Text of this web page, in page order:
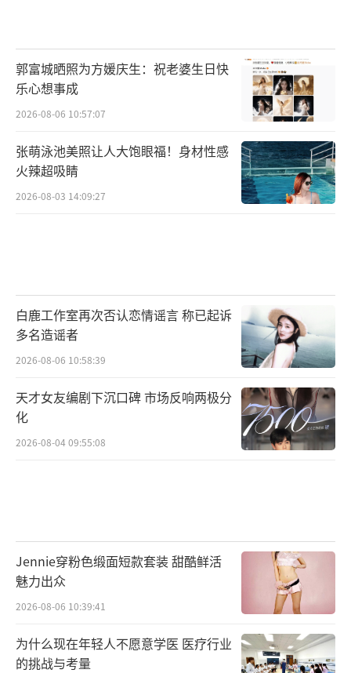
郭富城晒照为方媛庆生：祝老婆生日快
乐心想事成
2026-08-06 10:57:07
张萌泳池美照让人大饱眼福！身材性感
火辣超吸睛
2026-08-03 14:09:27
白鹿工作室再次否认恋情谣言 称已起诉
多名造谣者
2026-08-06 10:58:39
天才女友编剧下沉口碑 市场反响两极分
化
2026-08-04 09:55:08
Jennie穿粉色缎面短款套装 甜酷鲜活
魅力出众
2026-08-06 10:39:41
为什么现在年轻人不愿意学医 医疗行业
的挑战与考量